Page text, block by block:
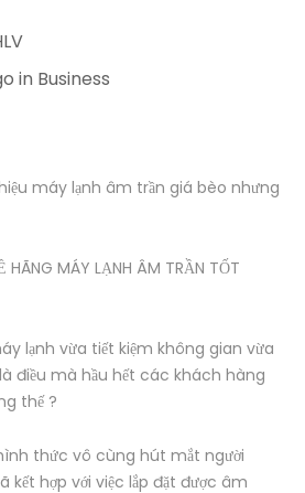
in Business
máy lạnh âm trần giá bèo nhưng
HÃNG MÁY LẠNH ÂM TRẦN TỐT
lạnh vừa tiết kiệm không gian vừa
điều mà hầu hết các khách hàng
thế ?
thức vô cùng hút mắt người
kết hợp với việc lắp đặt được âm